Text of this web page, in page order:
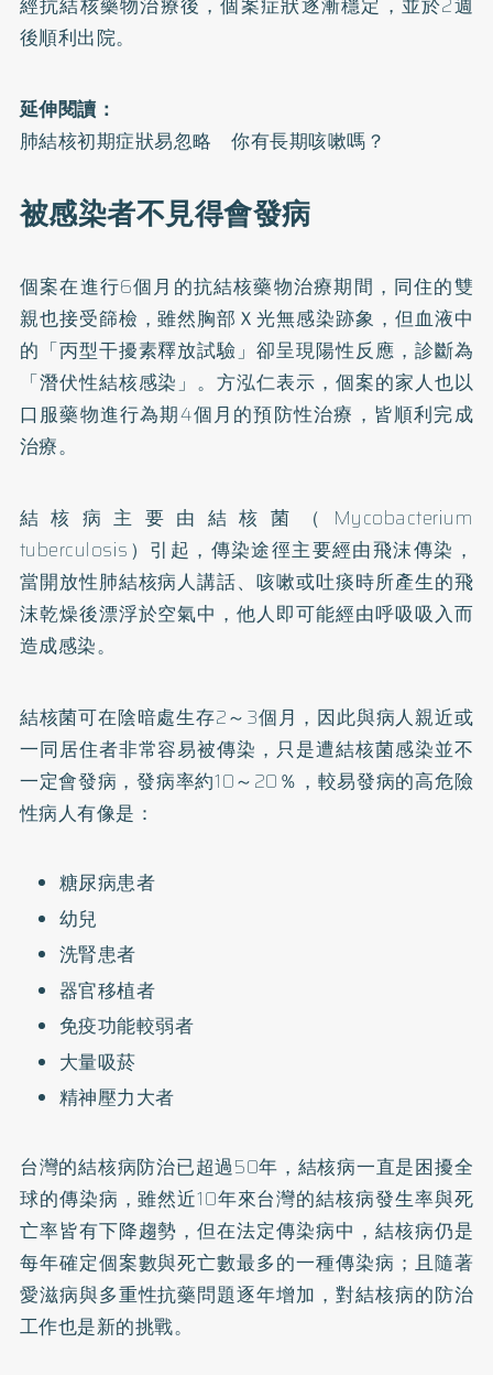
經抗結核藥物治療後，個案症狀逐漸穩定，並於2週
後順利出院。
延伸閱讀：
肺結核初期症狀易忽略 你有長期咳嗽嗎？
被感染者不見得會發病
個案在進行6個月的抗結核藥物治療期間，同住的雙
親也接受篩檢，雖然胸部Ｘ光無感染跡象，但血液中
的「丙型干擾素釋放試驗」卻呈現陽性反應，診斷為
「潛伏性結核感染」。方泓仁表示，個案的家人也以
口服藥物進行為期4個月的預防性治療，皆順利完成
治療。
結核病主要由結核菌（Mycobacterium
tuberculosis）引起，傳染途徑主要經由飛沫傳染，
當開放性肺結核病人講話、咳嗽或吐痰時所產生的飛
沫乾燥後漂浮於空氣中，他人即可能經由呼吸吸入而
造成感染。
結核菌可在陰暗處生存2～3個月，因此與病人親近或
一同居住者非常容易被傳染，只是遭結核菌感染並不
一定會發病，發病率約10～20％，較易發病的高危險
性病人有像是：
糖尿病患者
幼兒
洗腎患者
器官移植者
免疫功能較弱者
大量吸菸
精神壓力大者
台灣的結核病防治已超過50年，結核病一直是困擾全
球的傳染病，雖然近10年來台灣的結核病發生率與死
亡率皆有下降趨勢，但在法定傳染病中，結核病仍是
每年確定個案數與死亡數最多的一種傳染病；且隨著
愛滋病與多重性抗藥問題逐年增加，對結核病的防治
工作也是新的挑戰。